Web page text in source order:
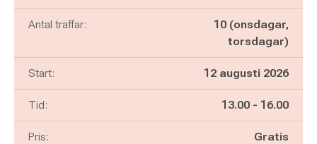
Antal träffar:
10 (onsdagar,
torsdagar)
Start: 12 augusti 2026
Tid: Pågår mellan
13.00 - och
16.00
Pris: Gratis